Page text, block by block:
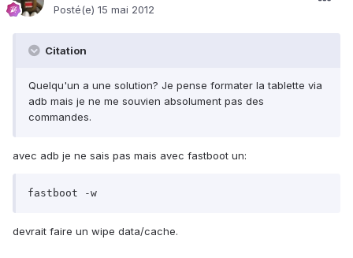
Posté(e) 15 mai 2012
Citation
Quelqu'un a une solution? Je pense formater la tablette via
adb mais je ne me souvien absolument pas des
commandes.
avec adb je ne sais pas mais avec fastboot un:
fastboot -w
devrait faire un wipe data/cache.